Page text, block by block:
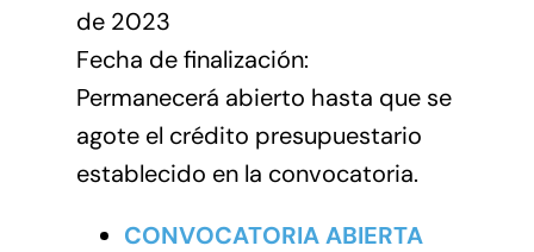
de 2023
Fecha de finalización:
Permanecerá abierto hasta que se
agote el crédito presupuestario
establecido en la convocatoria.
CONVOCATORIA ABIERTA